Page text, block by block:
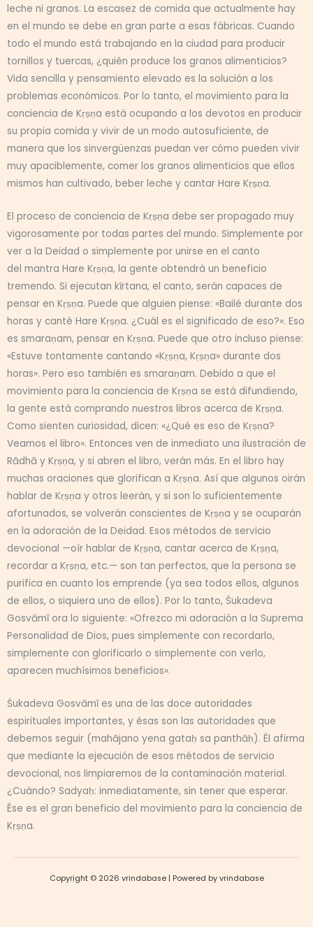
leche ni granos. La escasez de comida que actualmente hay
en el mundo se debe en gran parte a esas fábricas. Cuando
todo el mundo está trabajando en la ciudad para producir
tornillos y tuercas, ¿quién produce los granos alimenticios?
Vida sencilla y pensamiento elevado es la solución a los
problemas económicos. Por lo tanto, el movimiento para la
conciencia de Kṛṣṇa está ocupando a los devotos en producir
su propia comida y vivir de un modo autosuficiente, de
manera que los sinvergüenzas puedan ver cómo pueden vivir
muy apaciblemente, comer los granos alimenticios que ellos
mismos han cultivado, beber leche y cantar Hare Kṛṣṇa.
El proceso de conciencia de Kṛṣṇa debe ser propagado muy
vigorosamente por todas partes del mundo. Simplemente por
ver a la Deidad o simplemente por unirse en el canto
del mantra Hare Kṛṣṇa, la gente obtendrá un beneficio
tremendo. Si ejecutan kīrtana, el canto, serán capaces de
pensar en Kṛṣṇa. Puede que alguien piense: «Bailé durante dos
horas y canté Hare Kṛṣṇa. ¿Cuál es el significado de eso?». Eso
es smaraṇam, pensar en Kṛṣṇa. Puede que otro incluso piense:
«Estuve tontamente cantando «Kṛṣṇa, Kṛṣṇa» durante dos
horas». Pero eso también es smaraṇam. Debido a que el
movimiento para la conciencia de Kṛṣṇa se está difundiendo,
la gente está comprando nuestros libros acerca de Kṛṣṇa.
Como sienten curiosidad, dicen: «¿Qué es eso de Kṛṣṇa?
Veamos el libro». Entonces ven de inmediato una ilustración de
Rādhā y Kṛṣṇa, y si abren el libro, verán más. En el libro hay
muchas oraciones que glorifican a Kṛṣṇa. Así que algunos oirán
hablar de Kṛṣṇa y otros leerán, y si son lo suficientemente
afortunados, se volverán conscientes de Kṛṣṇa y se ocuparán
en la adoración de la Deidad. Esos métodos de servicio
devocional —oír hablar de Kṛṣṇa, cantar acerca de Kṛṣṇa,
recordar a Kṛṣṇa, etc.— son tan perfectos, que la persona se
purifica en cuanto los emprende (ya sea todos ellos, algunos
de ellos, o siquiera uno de ellos). Por lo tanto, Śukadeva
Gosvāmī ora lo siguiente: «Ofrezco mi adoración a la Suprema
Personalidad de Dios, pues simplemente con recordarlo,
simplemente con glorificarlo o simplemente con verlo,
aparecen muchísimos beneficios».
Śukadeva Gosvāmī es una de las doce autoridades
espirituales importantes, y ésas son las autoridades que
debemos seguir (mahājano yena gataḥ sa panthāḥ). Él afirma
que mediante la ejecución de esos métodos de servicio
devocional, nos limpiaremos de la contaminación material.
¿Cuándo? Sadyaḥ: inmediatamente, sin tener que esperar.
Ése es el gran beneficio del movimiento para la conciencia de
Kṛṣṇa.
Copyright © 2026 vrindabase | Powered by vrindabase